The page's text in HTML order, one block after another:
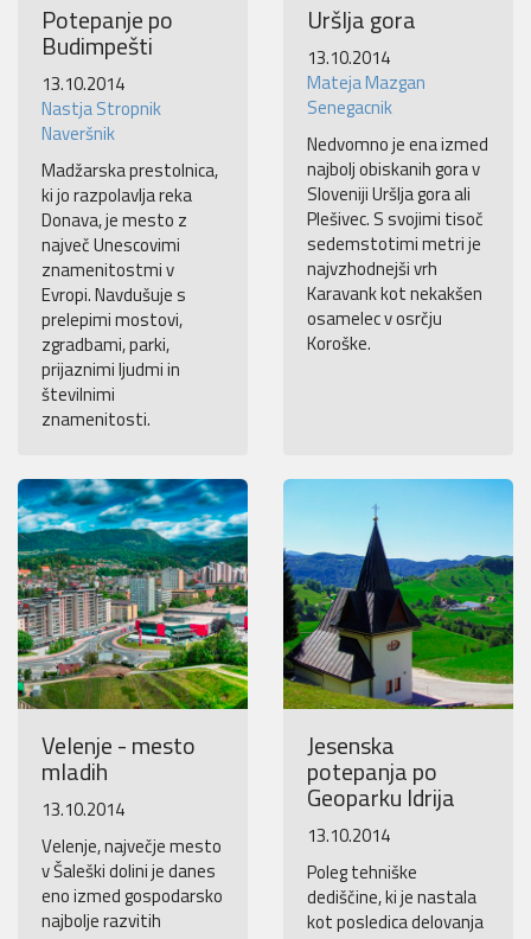
Potepanje po
Budimpešti
13.10.2014
Nastja Stropnik
Naveršnik
Madžarska prestolnica,
ki jo razpolavlja reka
Donava, je mesto z
največ Unescovimi
znamenitostmi v
Evropi. Navdušuje s
prelepimi mostovi,
zgradbami, parki,
prijaznimi ljudmi in
številnimi
znamenitosti.
Uršlja gora
13.10.2014
Mateja Mazgan
Senegacnik
Nedvomno je ena izmed
najbolj obiskanih gora v
Sloveniji Uršlja gora ali
Plešivec. S svojimi tisoč
sedemstotimi metri je
najvzhodnejši vrh
Karavank kot nekakšen
osamelec v osrčju
Koroške.
Velenje - mesto
mladih
13.10.2014
Velenje, največje mesto
v Šaleški dolini je danes
eno izmed gospodarsko
najbolje razvitih
Jesenska
potepanja po
Geoparku Idrija
13.10.2014
Poleg tehniške
dediščine, ki je nastala
kot posledica delovanja